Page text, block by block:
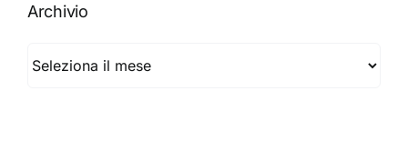
Archivio